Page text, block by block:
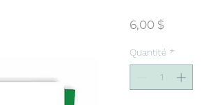
6,00 $Prix
Quantité *